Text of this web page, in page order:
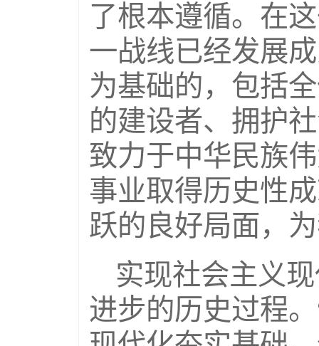
了根本遵循。在
一战线已经发展
为基础的，包括
的建设者、拥护
致力于中华民族
事业取得历史性
跃的良好局面，
实现社会主义
进步的历史过程